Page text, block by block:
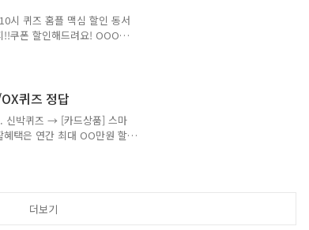
벤트, 혜택 정보를 모아서
시 퀴즈 홈플 맥심 할인 동서
쿠폰 할인해드려요! OOO할
있습니다! 정답은 [ 1천원 ]
라떼 OOO 20분 슬로프레소
기압 ] 저는 홈플러스 퀴즈의
. 앞으로 다양하고 많은 퀴
즐겨찾기 추가를 권장합니
이홈플러스 포인트에..
퀴즈 정답
신박퀴즈 → [카드상품] 스마
택은 연간 최대 OO만원 할
만 2자리] 정답은 [ 60 ] Q.
장이 아닌 곳은? 정답은 [
정답을 최대한 빠르고 정확
더보기